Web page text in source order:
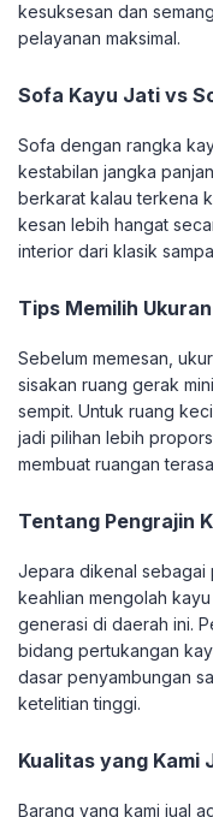
kesuksesan dan
pelayanan maksimal.
Sofa Kayu Jati vs
Sofa dengan rangka
kestabilan jangka
berkarat kalau terkena
kesan lebih hangat
interior dari klasik
Tips Memilih
Sebelum memesan,
sisakan ruang gerak
sempit. Untuk ruang
jadi pilihan lebih
membuat ruangan
Tentang Pengrajin
Jepara dikenal sebagai
keahlian mengolah
generasi di daerah ini.
bidang pertukangan
dasar penyambungan
ketelitian tinggi.
Kualitas yang Kami
Barang yang kami jual